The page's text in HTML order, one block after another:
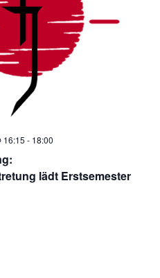
16:15 - 18:00
lädt Erstsemester